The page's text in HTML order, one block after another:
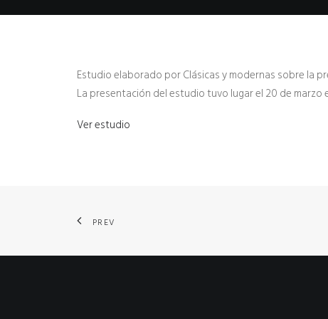
Estudio elaborado por Clásicas y modernas sobre la
La presentación del estudio tuvo lugar el 20 de marzo
Ver estudio
PREV